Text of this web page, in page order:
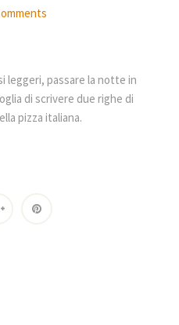
leggeri, passare la notte in
di scrivere due righe di
pizza italiana.